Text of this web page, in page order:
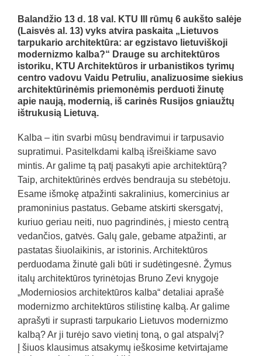
Balandžio 13 d. 18 val. KTU III rūmų 6 aukšto salėje
(Laisvės al. 13) vyks atvira paskaita „Lietuvos
tarpukario architektūra: ar egzistavo lietuviškoji
modernizmo kalba?“ Drauge su architektūros
istoriku, KTU Architektūros ir urbanistikos tyrimų
centro vadovu Vaidu Petruliu, analizuosime siekius
architektūrinėmis priemonėmis perduoti žinutę
apie naują, modernią, iš carinės Rusijos gniaužtų
ištrukusią Lietuvą.
Kalba – itin svarbi mūsų bendravimui ir tarpusavio
supratimui. Pasitelkdami kalbą išreiškiame savo
mintis. Ar galime tą patį pasakyti apie architektūrą?
Taip, architektūrinės erdvės bendrauja su stebėtoju.
Esame išmokę atpažinti sakralinius, komercinius ar
pramoninius pastatus. Gebame atskirti skersgatvį,
kuriuo geriau neiti, nuo pagrindinės, į miesto centrą
vedančios, gatvės. Galų gale, gebame atpažinti, ar
pastatas šiuolaikinis, ar istorinis. Architektūros
perduodama žinutė gali būti ir sudėtingesnė. Žymus
italų architektūros tyrinėtojas Bruno Zevi knygoje
„Moderniosios architektūros kalba“ detaliai aprašė
modernizmo architektūros stilistinę kalbą. Ar galime
aprašyti ir suprasti tarpukario Lietuvos modernizmo
kalbą? Ar ji turėjo savo vietinį toną, o gal atspalvį?
Į šiuos klausimus atsakymų ieškosime ketvirtajame